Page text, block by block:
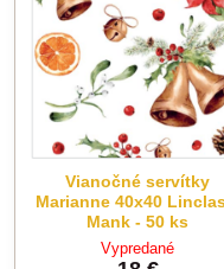
Vianočné servítky
Marianne 40x40
Mank - 50 ks
Vypredané